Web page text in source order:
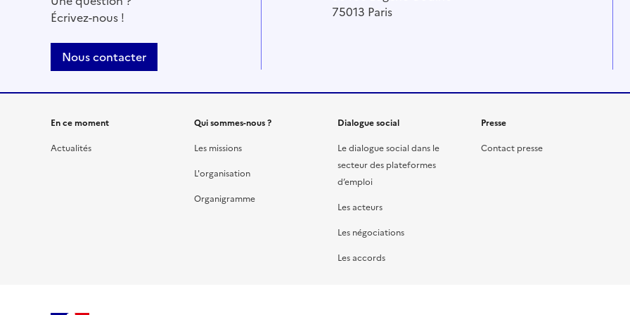
Écrivez-nous !
Nous contacter
75013 Paris
En ce moment
Actualités
Qui sommes-nous ?
Les missions
L'organisation
Organigramme
Dialogue social
Le dialogue social dans le
secteur des plateformes
d’emploi
Les acteurs
Les négociations
Les accords
Presse
Contact presse